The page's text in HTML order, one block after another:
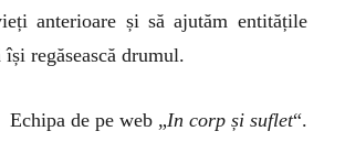
anterioare și să ajutăm entitățile
își regăsească drumul.
Echipa de pe web „In corp și suflet“.